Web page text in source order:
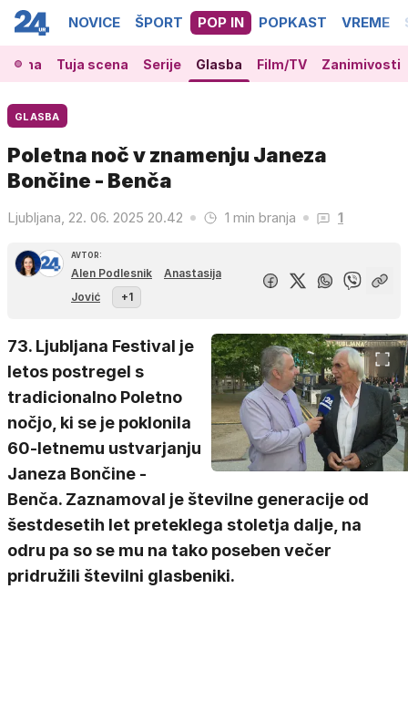
NOVICE ŠPORT POP IN POPKAST VREME
Tuja scena Serije Glasba Film/TV Zanimivosti
GLASBA
Poletna noč v znamenju Janeza
Bončine - Benča
Ljubljana, 22. 06. 2025 20.42 1 min branja 1
AVTOR:
Alen Podlesnik
Anastasija
Jović
+1
73. Ljubljana Festival je
letos postregel s
tradicionalno Poletno
nočjo, ki se je poklonila
60-letnemu ustvarjanju
Janeza Bončine -
Benča. Zaznamoval je številne generacije od
šestdesetih let preteklega stoletja dalje, na
odru pa so se mu na tako poseben večer
pridružili številni glasbeniki.